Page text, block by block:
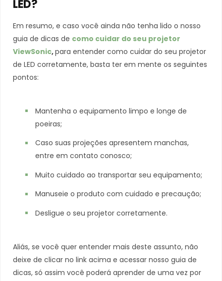
LED?
Em resumo, e caso você ainda não tenha lido o nosso
guia de dicas de como cuidar do seu projetor
ViewSonic,para entender como cuidar do seu projetor
de LED corretamente, basta ter em mente os seguintes
pontos:
Mantenha o equipamento limpo e longe de
poeiras;
Caso suas projeções apresentem manchas,
entre em contato conosco;
Muito cuidado ao transportar seu equipamento;
Manuseie o produto com cuidado e precaução;
Desligue o seu projetor corretamente.
Aliás, se você quer entender mais deste assunto, não
deixe de clicar no link acima e acessar nosso guia de
dicas, só assim você poderá aprender de uma vez por